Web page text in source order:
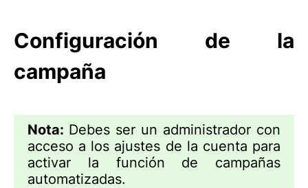
Configuración de la
campaña
Nota: Debes ser un administrador con
acceso a los ajustes de la cuenta para
activar la función de campañas
automatizadas.